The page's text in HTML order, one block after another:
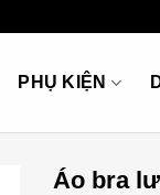
PHỤ KIỆN
Áo bra